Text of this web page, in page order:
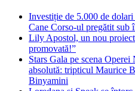
Investiție de 5.000 de
Cane Corso-ul pregătit sub
Lily Apostol, un nou
promovată!”
Stars Gala pe scena
absolută: tripticul Maurice
Binyamini